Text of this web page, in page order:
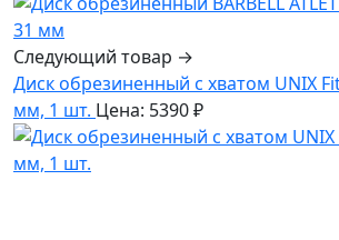
Следующий товар →
Диск обрезиненный c хватом UNIX Fit
мм, 1 шт. Цена: 5390 ₽